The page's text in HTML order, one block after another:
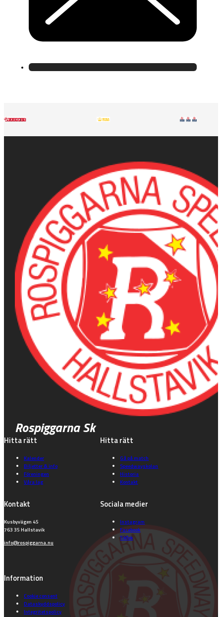
Rospiggarna Sk
Hitta rätt
Kalender
Biljetter & info
Föreningen
Våra lag
Hitta rätt
Gå på match
Speedwayskolan
Historia
Kontakt
Kontakt
Kusbyvägen 45
763 35 Hallstavik
info@rospiggarna.nu
Sociala medier
Instagram
Facebook
TikTok
Information
Cookie consent
Dataskyddspolicy
Integritetspolicy